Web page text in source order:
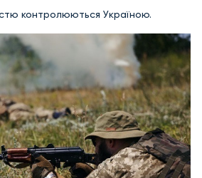
контролюються Україною.